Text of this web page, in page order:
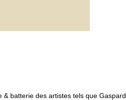
batterie des artistes tels que Gaspard